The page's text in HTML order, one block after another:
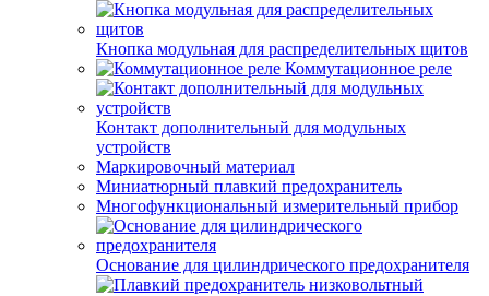
Кнопка модульная для распределительных щитов
Коммутационное реле
Контакт дополнительный для модульных
устройств
Маркировочный материал
Миниатюрный плавкий предохранитель
Многофункциональный измерительный прибор
Основание для цилиндрического предохранителя